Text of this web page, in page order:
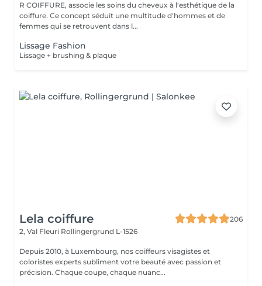
R COIFFURE, associe les soins du cheveux à l'esthétique de la
coiffure. Ce concept séduit une multitude d'hommes et de
femmes qui se retrouvent dans l...
Lissage Fashion
Lissage + brushing & plaque
Lela coiffure
206
2, Val Fleuri Rollingergrund L-1526
Depuis 2010, à Luxembourg, nos coiffeurs visagistes et
coloristes experts subliment votre beauté avec passion et
précision. Chaque coupe, chaque nuanc...